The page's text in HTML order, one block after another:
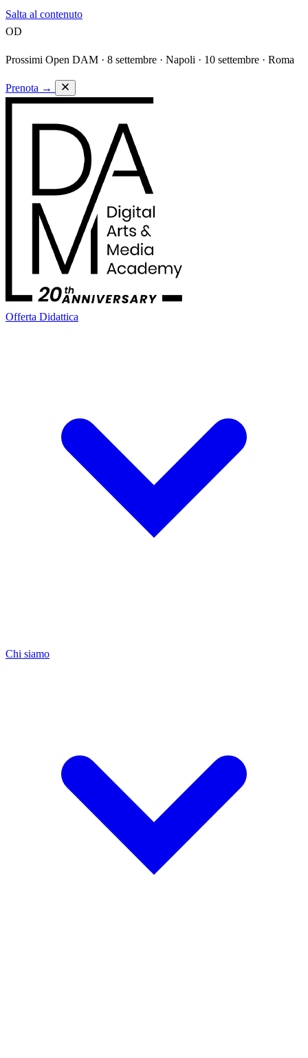
Salta al contenuto
OD
Prossimi Open DAM · 8 settembre · Napoli · 10 settembre · Roma
Prenota →
Offerta Didattica
Chi siamo